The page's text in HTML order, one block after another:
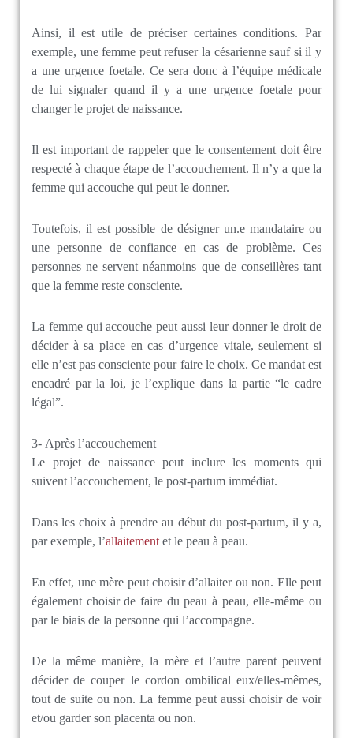
Ainsi, il est utile de préciser certaines conditions. Par
exemple, une femme peut refuser la césarienne sauf si il y
a une urgence foetale. Ce sera donc à l’équipe médicale
de lui signaler quand il y a une urgence foetale pour
changer le projet de naissance.
Il est important de rappeler que le consentement doit être
respecté à chaque étape de l’accouchement. Il n’y a que la
femme qui accouche qui peut le donner.
Toutefois, il est possible de désigner un.e mandataire ou
une personne de confiance en cas de problème. Ces
personnes ne servent néanmoins que de conseillères tant
que la femme reste consciente.
La femme qui accouche peut aussi leur donner le droit de
décider à sa place en cas d’urgence vitale, seulement si
elle n’est pas consciente pour faire le choix. Ce mandat est
encadré par la loi, je l’explique dans la partie “le cadre
légal”.
3- Après l’accouchement
Le projet de naissance peut inclure les moments qui
suivent l’accouchement, le post-partum immédiat.
Dans les choix à prendre au début du post-partum, il y a,
par exemple, l’allaitement et le peau à peau.
En effet, une mère peut choisir d’allaiter ou non. Elle peut
également choisir de faire du peau à peau, elle-même ou
par le biais de la personne qui l’accompagne.
De la même manière, la mère et l’autre parent peuvent
décider de couper le cordon ombilical eux/elles-mêmes,
tout de suite ou non. La femme peut aussi choisir de voir
et/ou garder son placenta ou non.